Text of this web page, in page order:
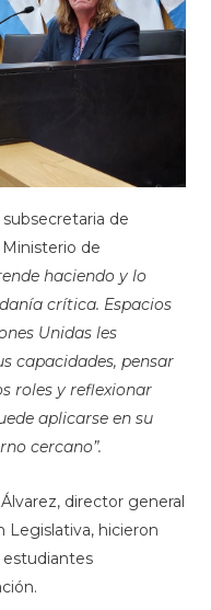
subsecretaria de
de
haciendo y lo
crítica. Espacios
Unidas les
capacidades, pensar
roles y reflexionar
aplicarse en su
cercano”.
director general
Legislativa, hicieron